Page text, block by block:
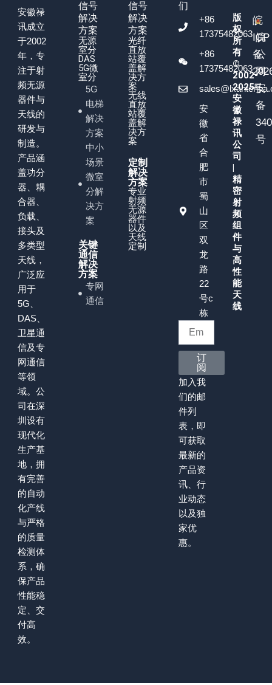
安徽禄
讯成立
于2002
年，专
注于射
频无源
器件与
天线的
研发与
制造。
产品涵
盖功分
器、耦
合器、
负载、
接头及
多类型
天线，
广泛应
用于
5G、
DAS、
卫星通
信及专
网通信
等领
域。公
司在深
圳设有
现代化
生产基
地，拥
有完善
的自动
化产线
与严格
的质量
检测体
系，确
保产品
性能稳
定、交
付高
效。
信号
解决
方案
无源
室分
DAS
5G微
室分
5G
电梯
解决
方案
中小
场景
微室
分解
决方
案
关键
通信
解决
方案
专网
通信
信号
解决
方案
光纤
直放
站覆
盖解
决方
案
无线
直放
站覆
盖解
决方
案
定制
解决
方案
专业
射频
无源
器件
以及
天线
定制
们
+86
17375482063
+86
17375482063
安
徽
省
合
肥
市
蜀
山
区
双
龙
路
22
号c
栋
订
阅
加入我
们的邮
件列
表，即
可获取
最新的
产品资
讯、行
业动态
以及独
家优
惠。
版
权
所
有
©
2002-
2025
安
徽
禄
讯
公
司
精
密
射
频
组
件
与
高
性
能
天
线
皖
ICP
备
号
皖
公
网
安
备
号